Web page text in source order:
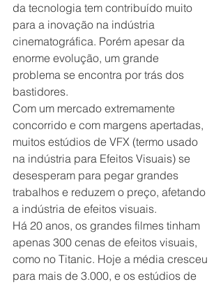
da tecnologia tem contribuído muito
para a inovação na indústria
cinematográfica. Porém apesar da
enorme evolução, um grande
problema se encontra por trás dos
bastidores.
Com um mercado extremamente
concorrido e com margens apertadas,
muitos estúdios de VFX (termo usado
na indústria para Efeitos Visuais) se
desesperam para pegar grandes
trabalhos e reduzem o preço, afetando
a indústria de efeitos visuais.
Há 20 anos, os grandes filmes tinham
apenas 300 cenas de efeitos visuais,
como no Titanic. Hoje a média cresceu
para mais de 3.000, e os estúdios de